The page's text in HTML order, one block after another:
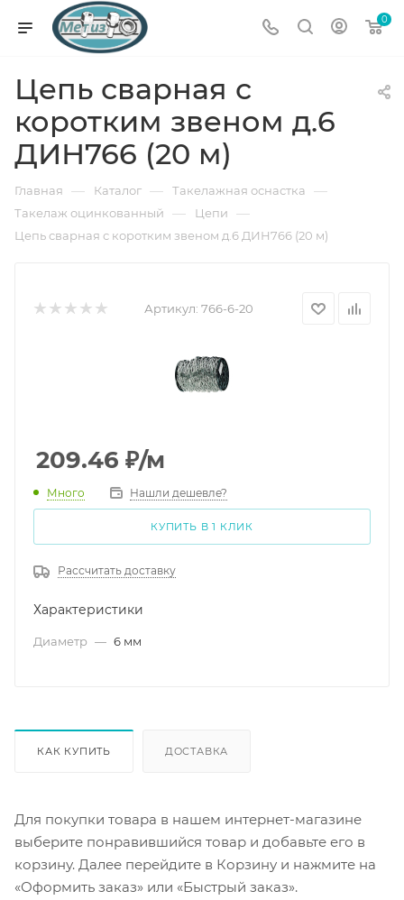
0
Цепь сварная с
коротким звеном д.6
ДИН766 (20 м)
Главная — Каталог — Такелажная оснастка —
Такелаж оцинкованный — Цепи —
Цепь сварная с коротким звеном д.6 ДИН766 (20 м)
Артикул: 766-6-20
209.46 ₽/м
Много Нашли дешевле?
КУПИТЬ В 1 КЛИК
Рассчитать доставку
Характеристики
Диаметр — 6 мм
КАК КУПИТЬ ДОСТАВКА
Для покупки товара в нашем интернет-магазине
выберите понравившийся товар и добавьте его в
корзину. Далее перейдите в Корзину и нажмите на
«Оформить заказ» или «Быстрый заказ».